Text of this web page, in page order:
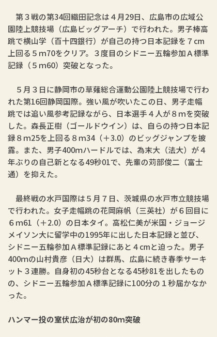
第３戦の第34回織田記念は４月29日、広島市の広域公
園陸上競技場（広島ビッグアーチ）で行われた。男子棒高
跳で横山学（百十四銀行）が自己の持つ日本記録を７cm
上回る５ｍ70をクリア。３度目のシドニー五輪参加Ａ標準
記録（５ｍ60）突破となった。
５月３日に静岡市の草薙総合運動公園陸上競技場で行わ
れた第16回静岡国際。強い風が吹いたこの日、男子走幅
跳では追い風参考記録ながら、日本選手４人が８ｍを突破
した。森長正樹（ゴールドウイン）は、自らの持つ日本記
録８ｍ25を上回る８ｍ34（＋3.0）のビッグジャンプを披
露。また、男子400ｍハードルでは、為末大（法大）が４
年ぶりの自己新となる49秒01で、先輩の苅部俊二（富士
通）を抑えた。
最終戦の水戸国際は５月７日、茨城県の水戸市立競技場
で行われた。女子走幅跳の花岡麻帆（三英社）が６回目に
６ｍ61（＋2.0）の日本タイ。高松仁美が米国・ジョージ
メイソン大に留学中の1995年に出した日本記録と並び、
シドニー五輪参加Ａ標準記録にあと４cmと迫った。男子
400ｍの山村貴彦（日大）は群馬、広島に続き春季サーキ
ット３連勝。自身初の45秒台となる45秒81を出したもの
の、シドニー五輪参加Ａ標準記録に100分の１秒届かなか
った。
ハンマー投の室伏広治が初の80ｍ突破